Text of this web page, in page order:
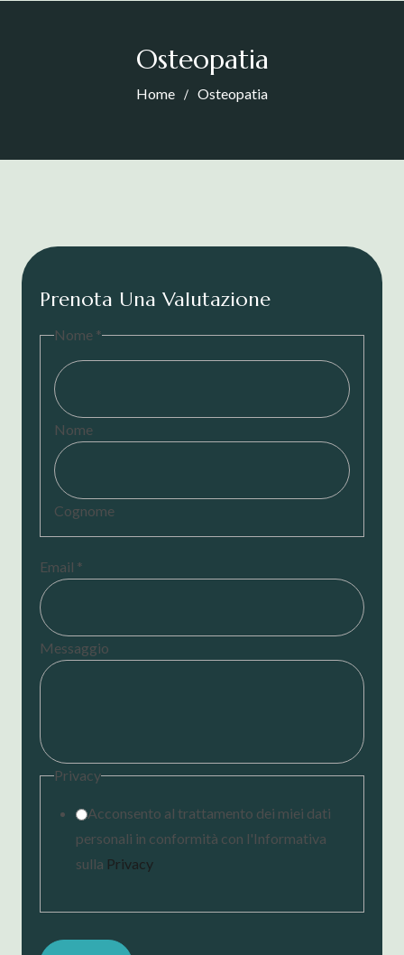
Osteopatia
Home Osteopatia
Prenota Una Valutazione
Nome *
Nome
Cognome
Email *
Messaggio
Privacy
Acconsento al trattamento dei miei dati
personali in conformità con l'Informativa
sulla Privacy